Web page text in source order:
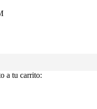
a tu carrito: